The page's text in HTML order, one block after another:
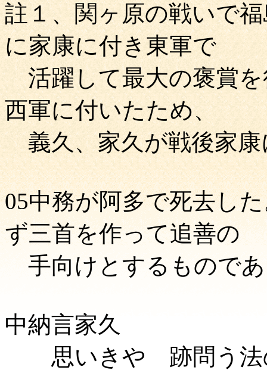
註１、関ヶ原の戦いで
に家康に付き東軍で
活躍して最大の褒賞
西軍に付いたため、
義久、家久が戦後家康
05中務が阿多で死去し
ず三首を作って追善の
手向けとするもので
中納言家久
思いきや 跡問う法